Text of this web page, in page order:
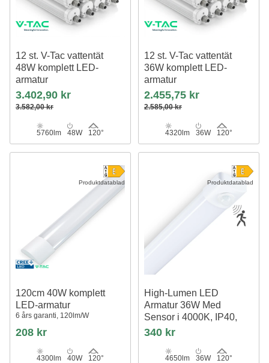
12 st. V-Tac vattentät
48W komplett LED-
armatur
150 cm, 120lm/W, IP65,
vidarekopplad 230V
3.402,90 kr
3.582,00 kr
5760lm 48W 120°
12 st. V-Tac vattentät
36W komplett LED-
armatur
120 cm, 120lm/W,
överkopplingsbar, IP65, 230V
2.455,75 kr
2.585,00 kr
4320lm 36W 120°
Produktdatablad
120cm 40W komplett
LED-armatur
6 års garanti, 120lm/W
208 kr
4300lm 40W 120°
Produktdatablad
High-Lumen LED
Armatur 36W Med
Sensor i 4000K, IP40,
230V
340 kr
4650lm 36W 120°